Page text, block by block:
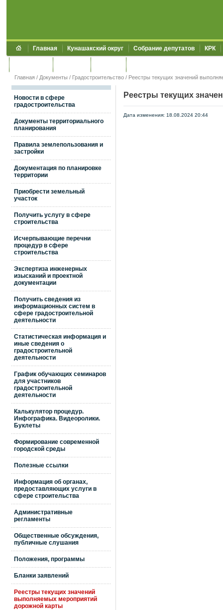
Главная Кунашакский округ Собрание депутатов КРК
Главная / Документы / Градостроительство / Реестры текущих значений
Новости в сфере
градостроительства
Документы территориального
планирования
Правила землепользования и
застройки
Документация по планировке
территории
Приобрести земельный
участок
Получить услугу в сфере
строительства
Исчерпывающие перечни
процедур в сфере
строительства
Экспертиза инженерных
изысканий и проектной
документации
Получить сведения из
информационных систем в
сфере градостроительной
деятельности
Статистическая информация и
иные сведения о
градостроительной
деятельности
График обучающих семинаров
для участников
градостроительной
деятельности
Калькулятор процедур.
Инфографика. Видеоролики.
Буклеты
Формирование современной
городской среды
Полезные ссылки
Информация об органах,
предоставляющих услуги в
сфере строительства
Административные
регламенты
Общественные обсуждения,
публичные слушания
Положения, программы
Бланки заявлений
Реестры текущих значений
выполняемых мероприятий
дорожной карты
Реестры текущих
Дата изменения: 18.08.2024 20:44